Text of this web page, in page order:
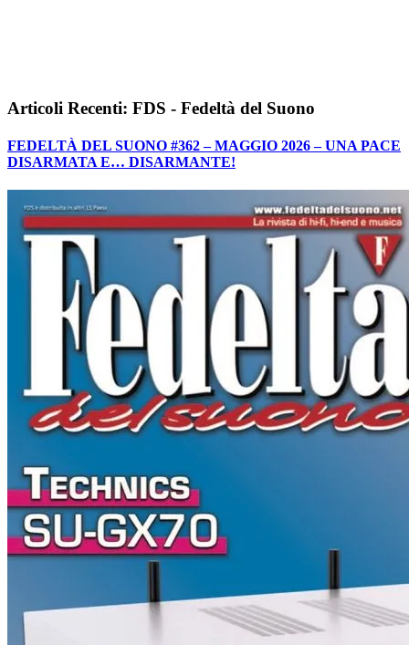
Articoli Recenti: FDS - Fedeltà del Suono
FEDELTÀ DEL SUONO #362 – MAGGIO 2026 – UNA PACE
DISARMATA E… DISARMANTE!